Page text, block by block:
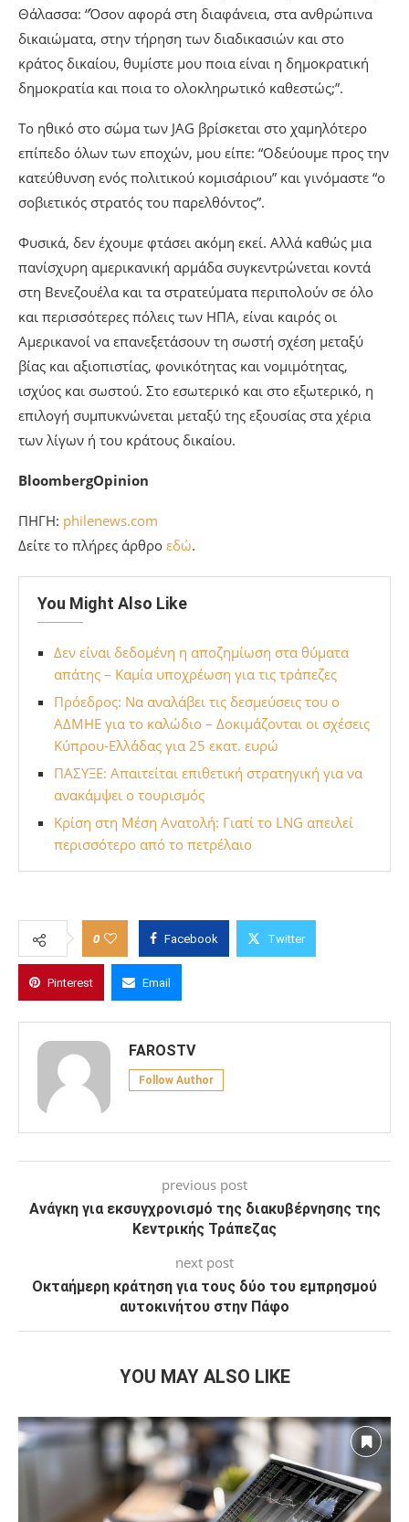
Θάλασσα: “Όσον αφορά στη διαφάνεια, στα ανθρώπινα
δικαιώματα, στην τήρηση των διαδικασιών και στο
κράτος δικαίου, θυμίστε μου ποια είναι η δημοκρατική
δημοκρατία και ποια το ολοκληρωτικό καθεστώς;”.
Το ηθικό στο σώμα των JAG βρίσκεται στο χαμηλότερο
επίπεδο όλων των εποχών, μου είπε: “Οδεύουμε προς την
κατεύθυνση ενός πολιτικού κομισάριου” και γινόμαστε “ο
σοβιετικός στρατός του παρελθόντος”.
Φυσικά, δεν έχουμε φτάσει ακόμη εκεί. Αλλά καθώς μια
πανίσχυρη αμερικανική αρμάδα συγκεντρώνεται κοντά
στη Βενεζουέλα και τα στρατεύματα περιπολούν σε όλο
και περισσότερες πόλεις των ΗΠΑ, είναι καιρός οι
Αμερικανοί να επανεξετάσουν τη σωστή σχέση μεταξύ
βίας και αξιοπιστίας, φονικότητας και νομιμότητας,
ισχύος και σωστού. Στο εσωτερικό και στο εξωτερικό, η
επιλογή συμπυκνώνεται μεταξύ της εξουσίας στα χέρια
των λίγων ή του κράτους δικαίου.
BloombergOpinion
ΠΗΓΗ: philenews.com
Δείτε το πλήρες άρθρο εδώ.
You Might Also Like
Δεν είναι δεδομένη η αποζημίωση στα θύματα
απάτης – Καμία υποχρέωση για τις τράπεζες
Πρόεδρος: Να αναλάβει τις δεσμεύσεις του ο
ΑΔΜΗΕ για το καλώδιο – Δοκιμάζονται οι σχέσεις
Κύπρου-Ελλάδας για 25 εκατ. ευρώ
ΠΑΣΥΞΕ: Απαιτείται επιθετική στρατηγική για να
ανακάμψει ο τουρισμός
Κρίση στη Μέση Ανατολή: Γιατί το LNG απειλεί
περισσότερο από το πετρέλαιο
0 Facebook Twitter
Pinterest Email
FAROSTV
Follow Author
previous post
Ανάγκη για εκσυγχρονισμό της διακυβέρνησης της
Κεντρικής Τράπεζας
next post
Οκταήμερη κράτηση για τους δύο του εμπρησμού
αυτοκινήτου στην Πάφο
YOU MAY ALSO LIKE